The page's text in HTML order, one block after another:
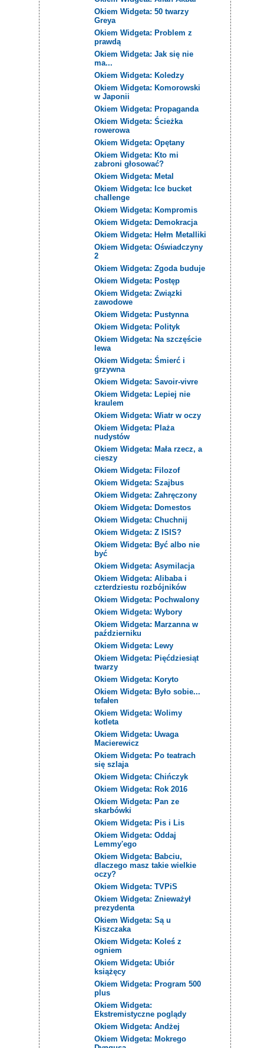
Okiem Widgeta: 50 twarzy
Greya
Okiem Widgeta: Problem z
prawdą
Okiem Widgeta: Jak się nie
ma...
Okiem Widgeta: Koledzy
Okiem Widgeta: Komorowski
w Japonii
Okiem Widgeta: Propaganda
Okiem Widgeta: Ścieżka
rowerowa
Okiem Widgeta: Opętany
Okiem Widgeta: Kto mi
zabroni głosować?
Okiem Widgeta: Metal
Okiem Widgeta: Ice bucket
challenge
Okiem Widgeta: Kompromis
Okiem Widgeta: Demokracja
Okiem Widgeta: Hełm Metalliki
Okiem Widgeta: Oświadczyny
2
Okiem Widgeta: Zgoda buduje
Okiem Widgeta: Postęp
Okiem Widgeta: Związki
zawodowe
Okiem Widgeta: Pustynna
Okiem Widgeta: Polityk
Okiem Widgeta: Na szczęście
lewa
Okiem Widgeta: Śmierć i
grzywna
Okiem Widgeta: Savoir-vivre
Okiem Widgeta: Lepiej nie
kraulem
Okiem Widgeta: Wiatr w oczy
Okiem Widgeta: Plaża
nudystów
Okiem Widgeta: Mała rzecz, a
cieszy
Okiem Widgeta: Filozof
Okiem Widgeta: Szajbus
Okiem Widgeta: Zahręczony
Okiem Widgeta: Domestos
Okiem Widgeta: Chuchnij
Okiem Widgeta: Z ISIS?
Okiem Widgeta: Być albo nie
być
Okiem Widgeta: Asymilacja
Okiem Widgeta: Alibaba i
czterdziestu rozbójników
Okiem Widgeta: Pochwalony
Okiem Widgeta: Wybory
Okiem Widgeta: Marzanna w
październiku
Okiem Widgeta: Lewy
Okiem Widgeta: Pięćdziesiąt
twarzy
Okiem Widgeta: Koryto
Okiem Widgeta: Było sobie...
tefałen
Okiem Widgeta: Wolimy
kotleta
Okiem Widgeta: Uwaga
Macierewicz
Okiem Widgeta: Po teatrach
się szlaja
Okiem Widgeta: Chińczyk
Okiem Widgeta: Rok 2016
Okiem Widgeta: Pan ze
skarbówki
Okiem Widgeta: Pis i Lis
Okiem Widgeta: Oddaj
Lemmy'ego
Okiem Widgeta: Babciu,
dlaczego masz takie wielkie
oczy?
Okiem Widgeta: TVPiS
Okiem Widgeta: Znieważył
prezydenta
Okiem Widgeta: Są u
Kiszczaka
Okiem Widgeta: Koleś z
ogniem
Okiem Widgeta: Ubiór
książęcy
Okiem Widgeta: Program 500
plus
Okiem Widgeta:
Ekstremistyczne poglądy
Okiem Widgeta: Andżej
Okiem Widgeta: Mokrego